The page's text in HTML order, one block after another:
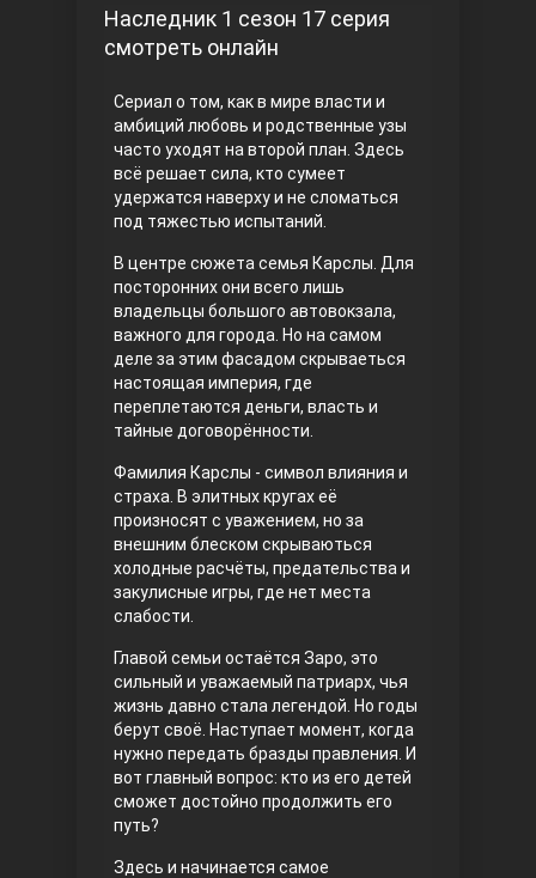
Правосyдие
Любовь напрокат
Воскресший Эртугрул
Наследник 1 сезон 17 серия
смотреть онлайн
Сериал о том, как в мире власти и
амбиций любовь и родственные узы
часто уходят на второй план. Здесь
всё решает сила, кто сумеет
удержатся наверху и не сломаться
под тяжестью испытаний.
В центре сюжета семья Карслы. Для
посторонних они всего лишь
владельцы большого автовокзала,
важного для города. Но на самом
деле за этим фасадом скрываеться
настоящая империя, где
переплетаются деньги, власть и
тайные договорённости.
Фамилия Карслы - символ влияния и
страха. В элитных кругах её
произносят с уважением, но за
внешним блеском скрываються
холодные расчёты, предательства и
закулисные игры, где нет места
слабости.
Главой семьи остаётся Заро, это
сильный и уважаемый патриарх, чья
жизнь давно стала легендой. Но годы
берут своё. Наступает момент, когда
нужно передать бразды правления. И
вот главный вопрос: кто из его детей
сможет достойно продолжить его
путь?
Здесь и начинается самое